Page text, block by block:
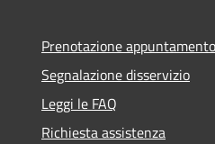
Prenotazione appuntamento
Segnalazione disservizio
Leggi le FAQ
Richiesta assistenza